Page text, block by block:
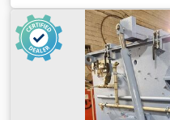
učinka i zadatka
plastika, PET flekova
Rotor: prečnik 1200 mm x
perforacija sita: okrugle
kaišnim pogonom